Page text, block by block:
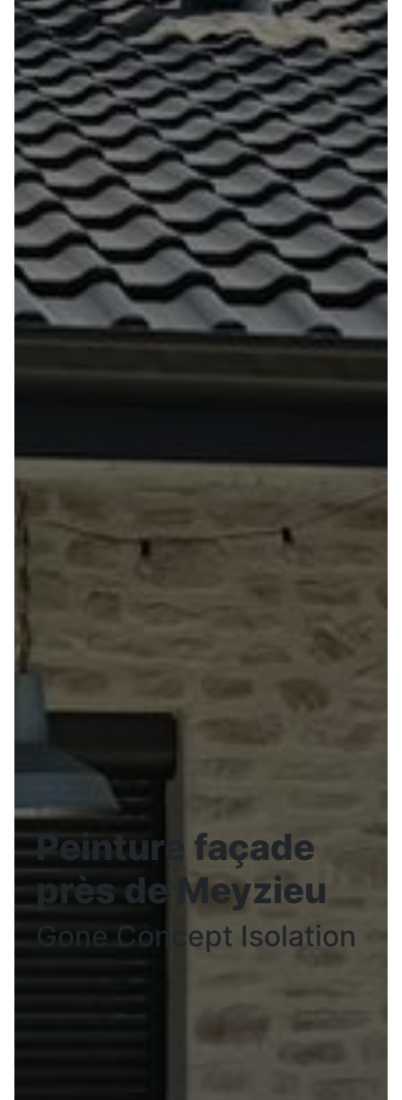
Peinture façade
près de Meyzieu
Gone Concept Isolation